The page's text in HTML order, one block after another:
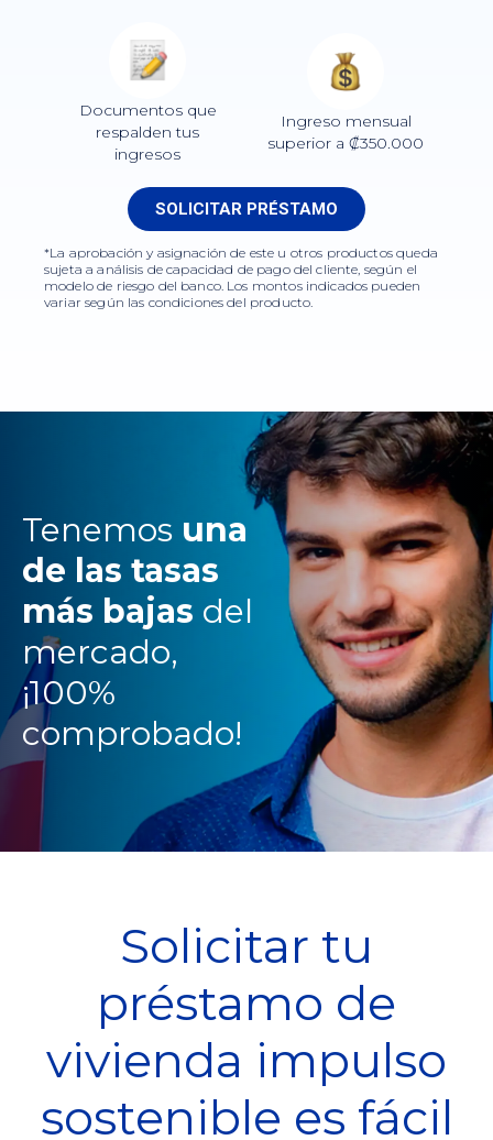
Documentos que
respalden tus
ingresos
Ingreso mensual
superior a ₡350.000
SOLICITAR PRÉSTAMO
*La aprobación y asignación de este u otros productos queda
sujeta a análisis de capacidad de pago del cliente, según el
modelo de riesgo del banco. Los montos indicados pueden
variar según las condiciones del producto.
Tenemos una
de las tasas
más bajas del
mercado,
¡100%
comprobado!
Solicitar tu
préstamo de
vivienda impulso
sostenible es fácil